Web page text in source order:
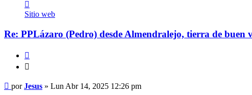
Jesus
Sitio web
Re: PPLázaro (Pedro) desde Almendralejo, tierra de buen
Mensaje
porJesus » Lun Abr 14, 2025 12:26 pm